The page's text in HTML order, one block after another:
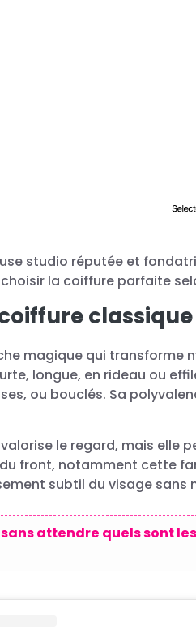
studio réputée et
la coiffure parfaite
magique qui transforme
longue, en rideau ou
ou bouclés. Sa
valorise le regard, mais elle
front, notamment cette
subtil du visage
attendre quels sont